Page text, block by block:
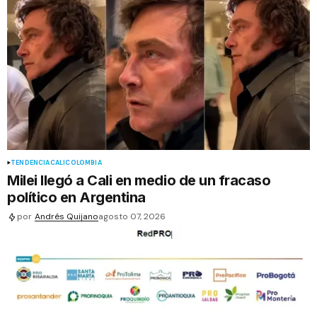
TENDENCIACALICOLOMBIA
Milei llegó a Cali en medio de un fracaso
político en Argentina
por Andrés Quijanoagosto 07, 2026